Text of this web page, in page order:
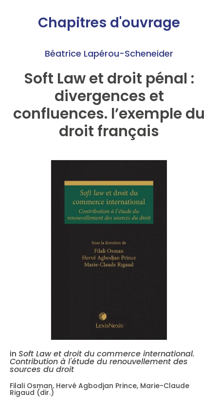
Chapitres d'ouvrage
Béatrice Lapérou-Scheneider
Soft Law et droit pénal :
divergences et
confluences. l’exemple du
droit français
in Soft Law et droit du commerce international.
Contribution à l'étude du renouvellement des
sources du droit
Filali Osman, Hervé Agbodjan Prince, Marie-Claude
Rigaud (dir.)